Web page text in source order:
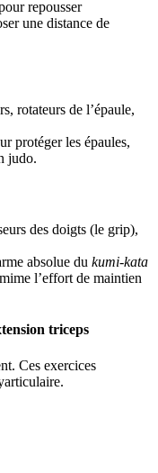
repousser
une distance de
rotateurs de l’épaule,
protéger les épaules,
judo.
des doigts (le grip),
absolue du kumi-kata
l’effort de maintien
triceps
Ces exercices